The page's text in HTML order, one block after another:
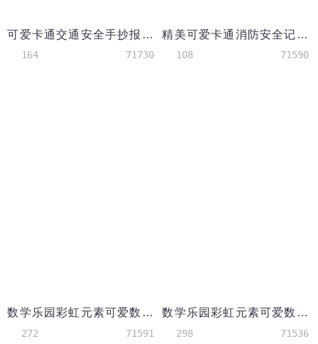
可爱卡通交通安全手抄报wps
164 71730
精美可爱卡通消防安全记心中宣传小报
108 71590
数学乐园彩虹元素可爱数学手抄报
272 71591
数学乐园彩虹元素可爱数学手抄报wps
298 71536